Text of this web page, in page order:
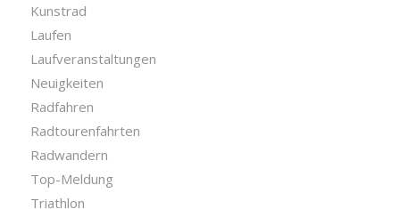
Kunstrad
Laufen
Laufveranstaltungen
Neuigkeiten
Radfahren
Radtourenfahrten
Radwandern
Top-Meldung
Triathlon